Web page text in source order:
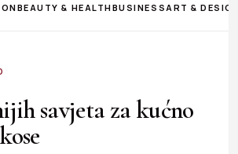
BEAUTY & HEALTHBUSINESS ART &
savjeta za kućno